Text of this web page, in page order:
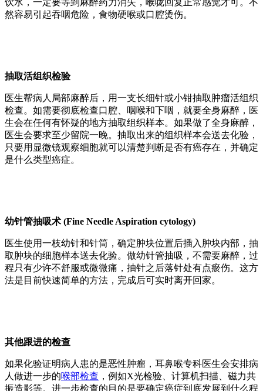
然容易引起吞咽危险，食物硬喉或口腔烫伤。
抽取活组织检验
医生帮病人局部麻醉后，用一支长细针或小钳抽取肿瘤活组织
检查。如需要彻底检查口腔、咽喉和下咽，就要全身麻醉，医
生会在任何有怀疑的地方抽取组织样本。如果做了全身麻醉，
医生会要求至少留院一晚。抽取出来的组织样本会送去化验，
只要用显微镜观察细胞就可以清楚判断是否有癌存在，并确定
是什么类型癌症。
幼针管抽吸术 (Fine Needle Aspiration cytology)
医生使用一枝幼针和针筒，确定肿块位置后插入肿块内部，抽
取肿块的细胞样本送去化验。做幼针管抽吸，不需要麻醉，过
程只有少许不舒服或微微痛，抽针之后落针处有点瘀伤。这方
法是目前快速简单的方法，完成后可实时离开回家。
其他跟进的检查
如果化验证明病人患的是恶性肿瘤，耳鼻喉专科医生会安排病
人做进一步的喉部检查 ，例如X光检验、计算机扫描、磁力共
振造影等。进一步检查的目的是要确定癌症到底发展到什么程